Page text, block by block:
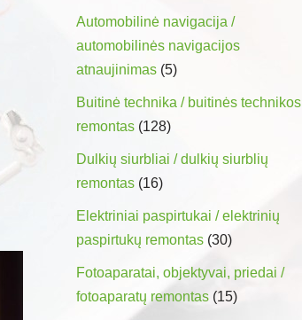
Automobilinė navigacija /
automobilinės navigacijos
atnaujinimas (5)
Buitinė technika / buitinės technikos
remontas (128)
Dulkių siurbliai / dulkių siurblių
remontas (16)
Elektriniai paspirtukai / elektrinių
paspirtukų remontas (30)
Fotoaparatai, objektyvai, priedai /
fotoaparatų remontas (15)